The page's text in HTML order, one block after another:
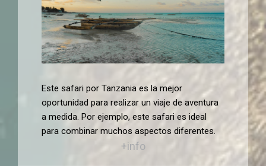
Este safari por Tanzania es la mejor
oportunidad para realizar un viaje de aventura
a medida. Por ejemplo, este safari es ideal
para combinar muchos aspectos diferentes.
+info